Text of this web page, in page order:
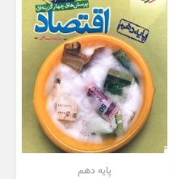
پایه دهم
بود.
است.